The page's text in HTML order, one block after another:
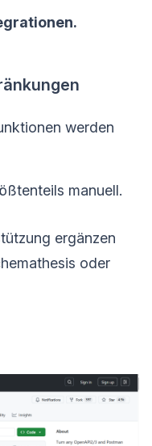
werden
manuell.
ergänzen
oder